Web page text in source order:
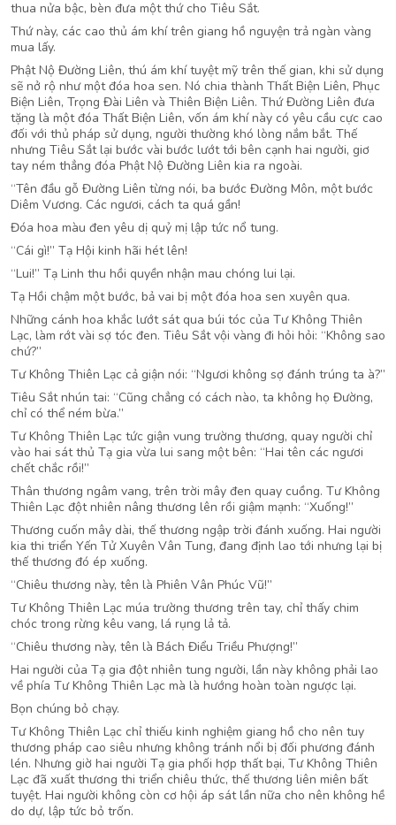
thua nửa bậc, bèn đưa một thứ cho Tiêu Sắt.
Thứ này, các cao thủ ám khí trên giang hồ nguyện trả ngàn vàng
mua lấy.
Phật Nộ Đường Liên, thú ám khí tuyệt mỹ trên thế gian, khi sử dụng
sẽ nở rộ như một đóa hoa sen. Nó chia thành Thất Biện Liên, Phục
Biện Liên, Trọng Đài Liên và Thiên Biện Liên. Thứ Đường Liên đưa
tặng là một đóa Thất Biện Liên, vốn ám khí này có yêu cầu cực cao
đối với thủ pháp sử dụng, người thường khó lòng nắm bắt. Thế
nhưng Tiêu Sắt lại bước vài bước lướt tới bên cạnh hai người, giơ
tay ném thẳng đóa Phật Nộ Đường Liên kia ra ngoài.
“Tên đầu gỗ Đường Liên từng nói, ba bước Đường Môn, một bước
Diêm Vương. Các ngươi, cách ta quá gần!
Đóa hoa màu đen yêu dị quỷ mị lập tức nổ tung.
“Cái gì!” Tạ Hội kinh hãi hét lên!
“Lui!” Tạ Linh thu hồi quyền nhận mau chóng lui lại.
Tạ Hồi chậm một bước, bả vai bị một đóa hoa sen xuyên qua.
Những cánh hoa khắc lướt sát qua búi tóc của Tư Không Thiên
Lạc, làm rớt vài sợ tóc đen. Tiêu Sắt vội vàng đi hỏi hỏi: “Không sao
chứ?”
Tư Không Thiên Lạc cả giận nói: “Ngươi không sợ đánh trúng ta à?”
Tiêu Sắt nhún tai: “Cũng chẳng có cách nào, ta không họ Đường,
chỉ có thể ném bừa.”
Tư Không Thiên Lạc tức giận vung trường thương, quay người chỉ
vào hai sát thủ Tạ gia vừa lui sang một bên: “Hai tên các ngươi
chết chắc rồi!”
Thân thương ngâm vang, trên trời mây đen quay cuồng. Tư Không
Thiên Lạc đột nhiên nâng thương lên rồi giậm mạnh: “Xuống!”
Thương cuốn mây dài, thế thương ngập trời đánh xuống. Hai người
kia thi triển Yến Tử Xuyên Vân Tung, đang định lao tới nhưng lại bị
thế thương đó ép xuống.
“Chiêu thương này, tên là Phiên Vân Phúc Vũ!”
Tư Không Thiên Lạc múa trường thương trên tay, chỉ thấy chim
chóc trong rừng kêu vang, lá rụng lả tả.
“Chiêu thương này, tên là Bách Điểu Triều Phượng!”
Hai người của Tạ gia đột nhiên tung người, lần này không phải lao
về phía Tư Không Thiên Lạc mà là hướng hoàn toàn ngược lại.
Bọn chúng bỏ chạy.
Tư Không Thiên Lạc chỉ thiếu kinh nghiệm giang hồ cho nên tuy
thương pháp cao siêu nhưng không tránh nổi bị đối phương đánh
lén. Nhưng giờ hai người Tạ gia phối hợp thất bại, Tư Không Thiên
Lạc đã xuất thương thi triển chiêu thức, thế thương liên miên bất
tuyệt. Hai người không còn cơ hội áp sát lần nữa cho nên không hề
do dự, lập tức bỏ trốn.